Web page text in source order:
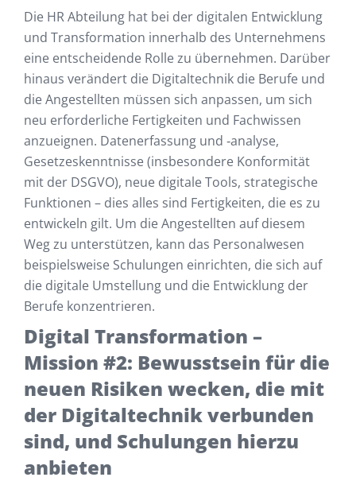
Die HR Abteilung hat bei der digitalen Entwicklung
und Transformation innerhalb des Unternehmens
eine entscheidende Rolle zu übernehmen. Darüber
hinaus verändert die Digitaltechnik die Berufe und
die Angestellten müssen sich anpassen, um sich
neu erforderliche Fertigkeiten und Fachwissen
anzueignen. Datenerfassung und ‑analyse,
Gesetzeskenntnisse (insbesondere Konformität
mit der DSGVO), neue digitale Tools, strategische
Funktionen – dies alles sind Fertigkeiten, die es zu
entwickeln gilt. Um die Angestellten auf diesem
Weg zu unterstützen, kann das Personalwesen
beispielsweise Schulungen einrichten, die sich auf
die digitale Umstellung und die Entwicklung der
Berufe konzentrieren.
Digital Transformation –
Mission #2: Bewusstsein für die
neuen Risiken wecken, die mit
der Digitaltechnik verbunden
sind, und Schulungen hierzu
anbieten